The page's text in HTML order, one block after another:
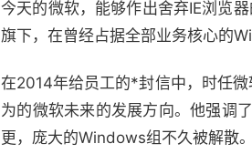
今天的微软，能够作出舍弃IE浏览
旗下，在曾经占据全部业务核心的
在2014年给员工的*封信中，时任
为的微软未来的发展方向。他强调
更，庞大的Windows组不久被解散